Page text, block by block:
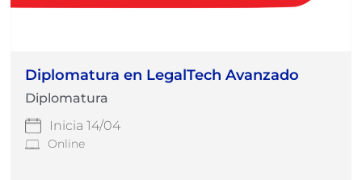
Diplomatura en LegalTech Avanzado
Diplomatura
Inicia 14/04
Online